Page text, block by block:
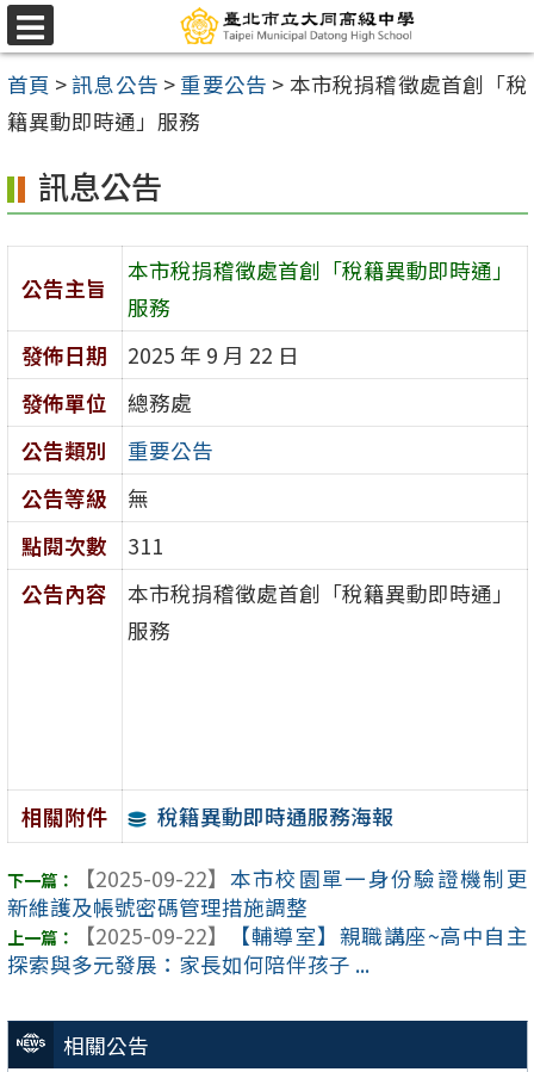
跳
至
主
要
容
區
選
單
首頁 >訊息公告 > 重要公告 > 本市稅捐稽徵處首創「稅
籍異動即時通」服務
相關公告
訊息公告
公告主旨
本市稅捐稽徵處首創「稅籍異動即時通」
服務
發佈日期
2025 年 9 月 22 日
發佈單位
總務處
公告類別
重要公告
公告等級
無
點閱次數
311
公告內容
本市稅捐稽徵處首創「稅籍異動即時通」
服務
相關附件 稅籍異動即時通服務海報
【2025-09-22】 本市校園單一身份驗證機制更
新維護及帳號密碼管理措施調整
【2025-09-22】
【輔導室】親職講座~高中自主
探索與多元發展：家長如何陪伴孩子 ...